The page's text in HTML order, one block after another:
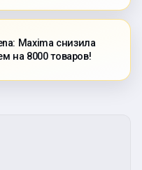
Maxima снизила
на 8000 товаров!